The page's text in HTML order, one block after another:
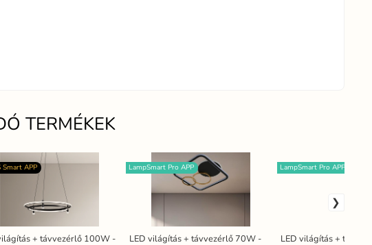
TERMÉKEK
+ távvezérlő 100W -
Smart APP
LED világítás + távvezérlő 70W -
LampSmart Pro APP
LED világítás +
LampSmart Pro APP